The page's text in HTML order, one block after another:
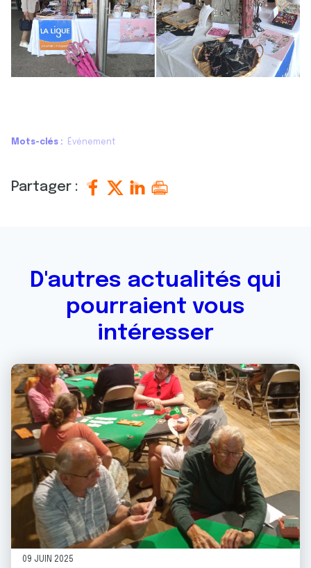
Mots-clés Événement
Partager :
D'autres actualités qui
pourraient vous
intéresser
09 JUIN 2025